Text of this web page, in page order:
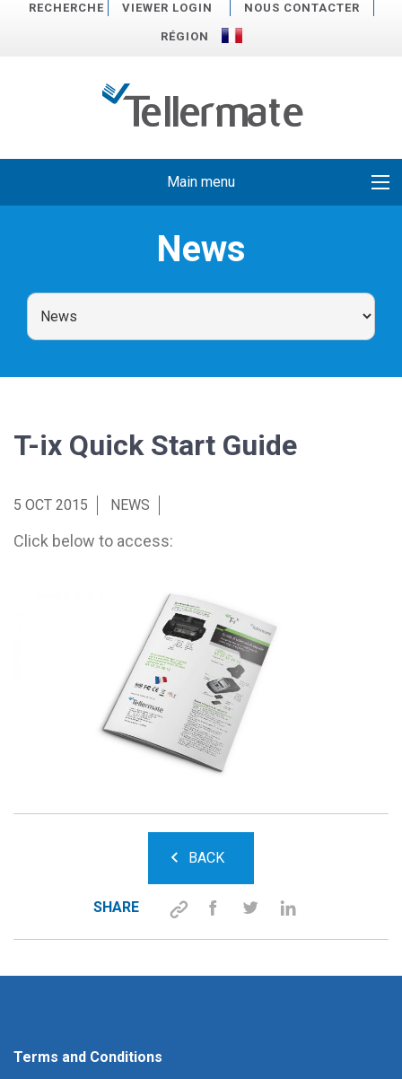
RECHERCHE VIEWER LOGIN NOUS CONTACTER
RÉGION
Main menu
News
T-ix Quick Start Guide
5 OCT 2015 NEWS
Click below to access:
BACK
SHARE
Terms and Conditions